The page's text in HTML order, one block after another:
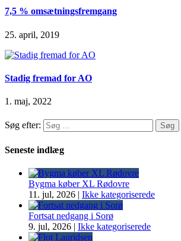
7,5 % omsætningsfremgang
25. april, 2019
Stadig fremad for AO
1. maj, 2022
Søg efter:
Seneste indlæg
Bygma køber XL Rødovre
11. jul, 2026 | Ikke kategoriserede
Fortsat nedgang i Sorø
9. jul, 2026 | Ikke kategoriserede